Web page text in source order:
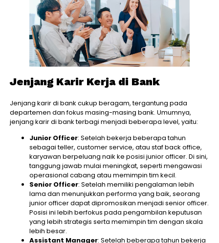
Jenjang Karir Kerja di Bank
Jenjang karir di bank cukup beragam, tergantung pada
departemen dan fokus masing-masing bank. Umumnya,
jenjang karir di bank terbagi menjadi beberapa level, yaitu:
Junior Officer: Setelah bekerja beberapa tahun
sebagai teller, customer service, atau staf back office,
karyawan berpeluang naik ke posisi junior officer. Di sini,
tanggung jawab mulai meningkat, seperti mengawasi
operasional cabang atau memimpin tim kecil.
Senior Officer: Setelah memiliki pengalaman lebih
lama dan menunjukkan performa yang baik, seorang
junior officer dapat dipromosikan menjadi senior officer.
Posisi ini lebih berfokus pada pengambilan keputusan
yang lebih strategis serta memimpin tim dengan skala
lebih besar.
Assistant Manager: Setelah beberapa tahun bekerja